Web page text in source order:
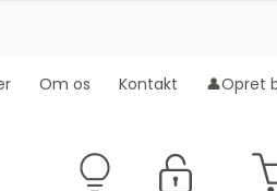
Om os Kontakt 👤Opret